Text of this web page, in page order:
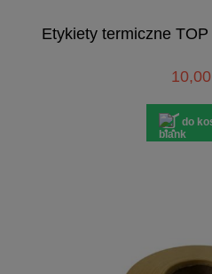
Etykiety termiczne
10,00
do